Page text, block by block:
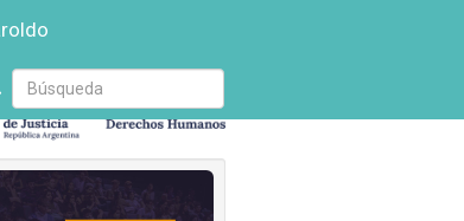
Escriba
su
búsqueda